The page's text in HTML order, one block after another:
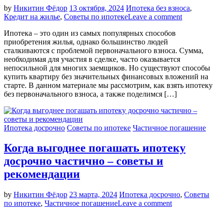
by Никитин Фёдор 13 октября, 2024 Ипотека без взноса,
Кредит на жилье, Советы по ипотекеLeave a comment
Ипотека – это один из самых популярных способов
приобретения жилья, однако большинство людей
сталкиваются с проблемой первоначального взноса. Сумма,
необходимая для участия в сделке, часто оказывается
непосильной для многих заемщиков. Но существуют способы
купить квартиру без значительных финансовых вложений на
старте. В данном материале мы рассмотрим, как взять ипотеку
без первоначального взноса, а также поделимся […]
Ипотека досрочно Советы по ипотеке Частичное погашение
Когда выгоднее погашать ипотеку
досрочно частично – советы и
рекомендации
by Никитин Фёдор 23 марта, 2024 Ипотека досрочно, Советы
по ипотеке, Частичное погашениеLeave a comment